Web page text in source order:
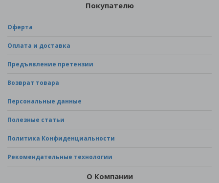
Покупателю
Оферта
Оплата и доставка
Предъявление претензии
Возврат товара
Персональные данные
Полезные статьи
Политика Конфиденциальности
Рекомендательные технологии
О Компании